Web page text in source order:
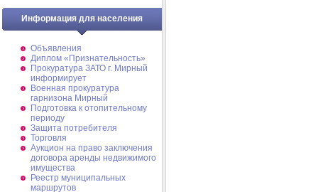
Информация для населения
Объявления
Диплом «Признательность»
Прокуратура ЗАТО г. Мирный
информирует
Военная прокуратура
гарнизона Мирный
Подготовка к отопительному
периоду
Защита потребителя
Торговля
Аукцион на право заключения
договора аренды недвижимого
имущества
Реестр муниципальных
маршрутов